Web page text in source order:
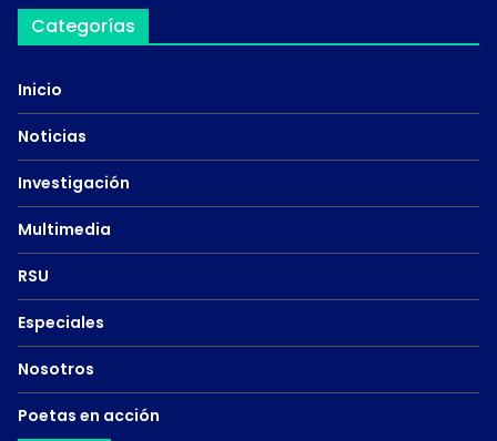
Categorías
Inicio
Noticias
Investigación
Multimedia
RSU
Especiales
Nosotros
Poetas en acción